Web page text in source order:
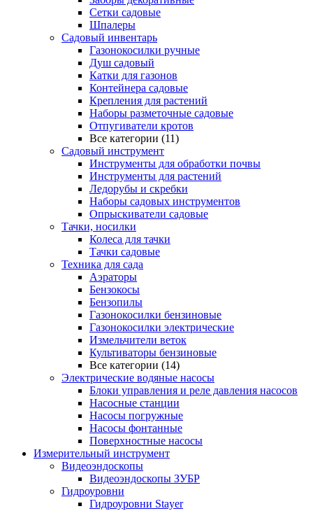
Сетки садовые
Шпалеры
Садовый инвентарь
Газонокосилки ручные
Душ садовый
Катки для газонов
Контейнера садовые
Крепления для растений
Наборы разметочные садовые
Отпугиватели кротов
Все категории (11)
Садовый инструмент
Инструменты для обработки почвы
Инструменты для растений
Ледорубы и скребки
Наборы садовых инструментов
Опрыскиватели садовые
Тачки, носилки
Колеса для тачки
Тачки садовые
Техника для сада
Аэраторы
Бензокосы
Бензопилы
Газонокосилки бензиновые
Газонокосилки электрические
Измельчители веток
Культиваторы бензиновые
Все категории (14)
Электрические водяные насосы
Блоки управления и реле давления насосов
Насосные станции
Насосы погружные
Насосы фонтанные
Поверхностные насосы
Измерительный инструмент
Видеоэндоскопы
Видеоэндоскопы ЗУБР
Гидроуровни
Гидроуровни Stayer